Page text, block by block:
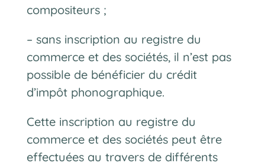
compositeurs ;
– sans inscription au registre du
commerce et des sociétés, il n’est pas
possible de bénéficier du crédit
d’impôt phonographique.
Cette inscription au registre du
commerce et des sociétés peut être
effectuées au travers de différents